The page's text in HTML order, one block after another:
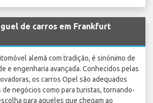
de carros em Frankfurt
alemã com tradição, é sinónimo de
e engenharia avançada. Conhecidos pelas
os carros Opel são adequados
de negócios como para turistas, tornando-
para aqueles que chegam ao